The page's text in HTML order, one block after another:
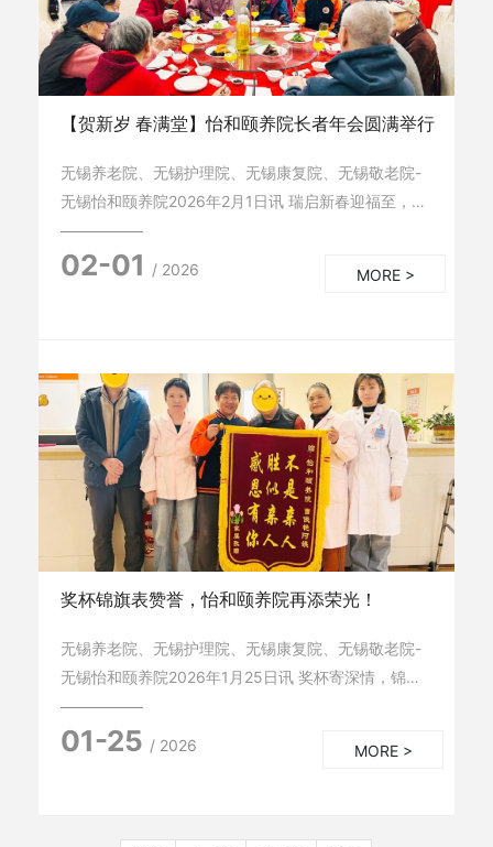
【贺新岁 春满堂】怡和颐养院长者年会圆满举行
无锡养老院、无锡护理院、无锡康复院、无锡敬老院-
无锡怡和颐养院2026年2月1日讯 瑞启新春迎福至，福
暖桑榆庆团圆。新春佳节将至，无锡怡和颐养院内张灯
结彩，融融暖意漫溢各个角落。院内老人欢聚一堂，共
赴新春年会之约，于欢声笑语间定格岁岁团圆的美好时
02-01 / 2026 MORE >
奖杯锦旗表赞誉，怡和颐养院再添荣光！
无锡养老院、无锡护理院、无锡康复院、无锡敬老院-
无锡怡和颐养院2026年1月25日讯 奖杯寄深情，锦旗
表赞誉。近期，无锡怡和颐养院喜事连连，暖意融融，
相继收获承载深情的水晶奖杯与两面饱含敬意的锦旗。
这三份沉甸甸的荣誉背后，是三段跨越时光的暖心故
01-25 / 2026 MORE >